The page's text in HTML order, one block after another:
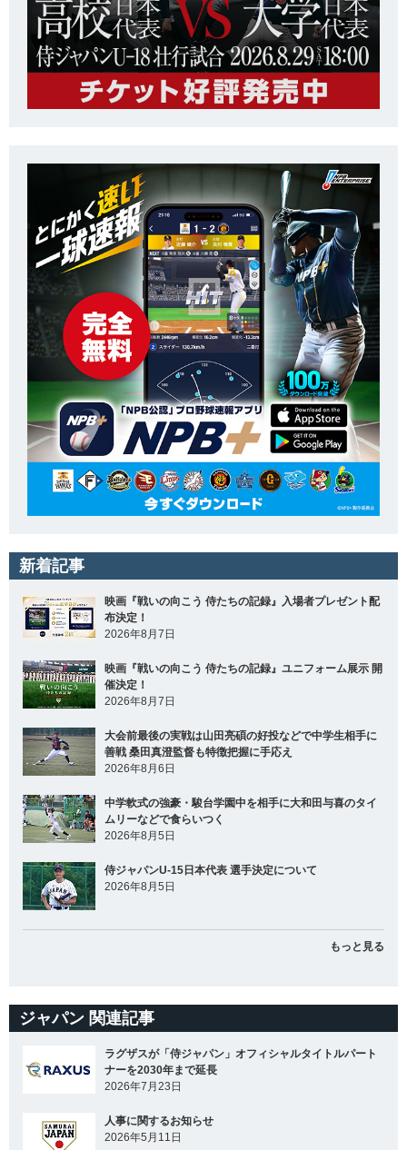
新着記事
映画『戦いの向こう 侍たちの記録』入場者プレゼント配
布決定！
2026年8月7日
映画『戦いの向こう 侍たちの記録』ユニフォーム展示 開
催決定！
2026年8月7日
大会前最後の実戦は山田亮碩の好投などで中学生相手に
善戦 桑田真澄監督も特徴把握に手応え
2026年8月6日
中学軟式の強豪・駿台学園中を相手に大和田与喜のタイ
ムリーなどで食らいつく
2026年8月5日
侍ジャパンU-15日本代表 選手決定について
2026年8月5日
もっと見る
ジャパン 関連記事
ラグザスが「侍ジャパン」オフィシャルタイトルパート
ナーを2030年まで延長
2026年7月23日
人事に関するお知らせ
2026年5月11日